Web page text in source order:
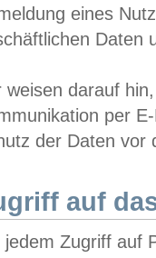
eines
Daten
weisen darauf
per
der Daten vor
auf
jedem Zugriff auf